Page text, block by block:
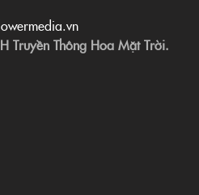
Truyền Thông Hoa Mặt Trời.